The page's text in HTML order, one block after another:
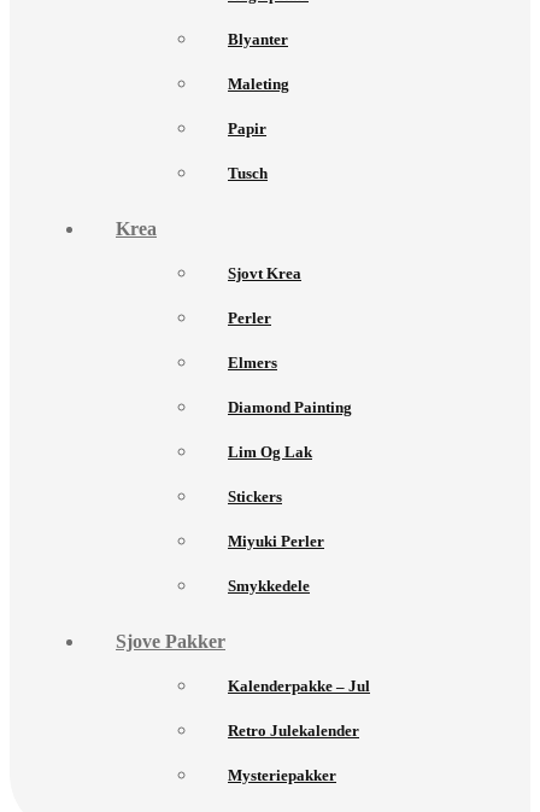
Blyanter
Maleting
Papir
Tusch
Krea
Sjovt Krea
Perler
Elmers
Diamond Painting
Lim Og Lak
Stickers
Miyuki Perler
Smykkedele
Sjove Pakker
Kalenderpakke – Jul
Retro Julekalender
Mysteriepakker